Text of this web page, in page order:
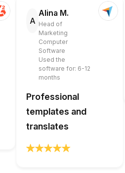
A
Alina M.
Head of
Marketing
Computer
Software
Used the
software for: 6-12
months
Professional
templates and
translates